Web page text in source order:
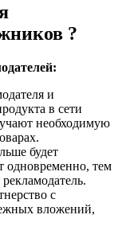
?
и
в сети
необходимую
будет
одновременно, тем
с
вложений,